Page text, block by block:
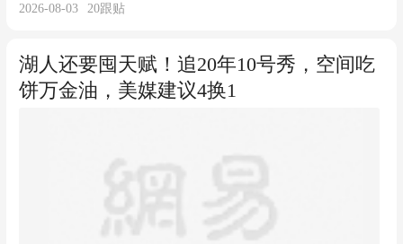
2026-08-03 20跟贴
湖人还要囤天赋！追20年10号秀，空间吃
饼万金油，美媒建议4换1